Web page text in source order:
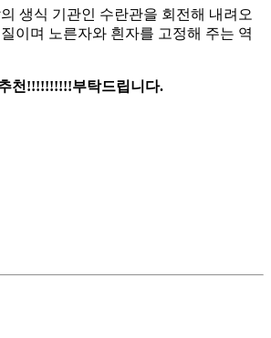
생식 기관인 수란관을 회전해 내려오
이며 노른자와 흰자를 고정해 주는 역
천!!!!!!!!!!부탁드립니다.